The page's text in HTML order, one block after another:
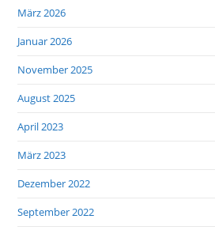
März 2026
Januar 2026
November 2025
August 2025
April 2023
März 2023
Dezember 2022
September 2022